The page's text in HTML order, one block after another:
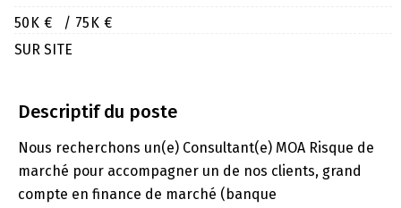
50K €
/ 75K €
SUR SITE
Descriptif du poste
Nous recherchons un(e) Consultant(e) MOA Risque de
marché pour accompagner un de nos clients, grand
compte en finance de marché (banque